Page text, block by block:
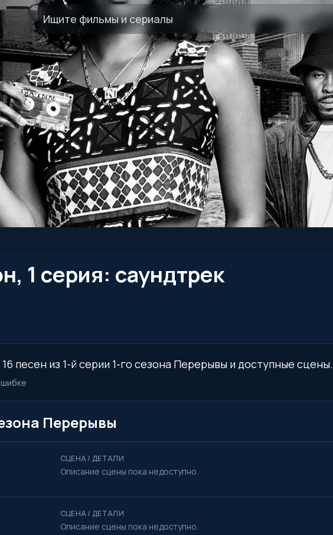
1 серия: саундтрек
песен из 1-й серии 1-го сезона Перерывы и доступные сцены.
Перерывы
СЦЕНА / ДЕТАЛИ
Описание сцены пока недоступно.
СЦЕНА / ДЕТАЛИ
Описание сцены пока недоступно.